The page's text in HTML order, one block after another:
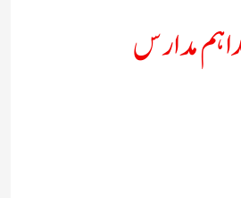
مدارس